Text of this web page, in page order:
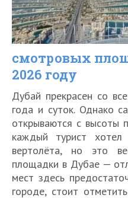
смотровых
2026 году
Дубай прекрасен со
года и суток. Однако
открываются с высоты
каждый турист
вертолёта, но это
площадки в Дубае —
мест здесь
городе, стоит